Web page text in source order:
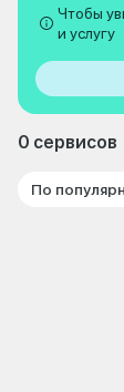
Чтобы
и услугу
0 сервисов
По